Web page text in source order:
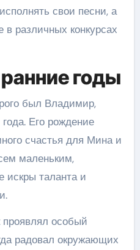
свои песни, а
различных конкурсах
годы
был Владимир,
Его рождение
счастья для Мина и
маленьким,
искры таланта и
проявлял особый
радовал окружающих